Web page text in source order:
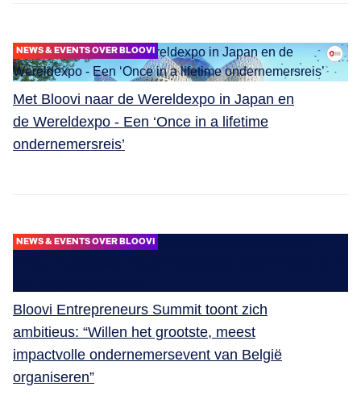
NEWS & EVENTS OVER BLOOVI
Met Bloovi naar de Wereldexpo in Japan en
de Wereldexpo - Een ‘Once in a lifetime
ondernemersreis’
NEWS & EVENTS OVER BLOOVI
Bloovi Entrepreneurs Summit toont zich
ambitieus: “Willen het grootste, meest
impactvolle ondernemersevent van België
organiseren”